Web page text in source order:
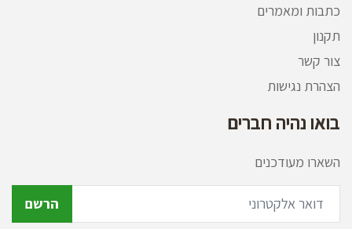
כתבות ומאמרים
תקנון
צור קשר
הצהרת נגישות
בואו נהיה חברים
השארו מעודכנים
הרשם